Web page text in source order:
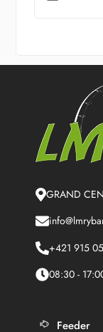
GRAND
+421 915
08:30 -
Feeder